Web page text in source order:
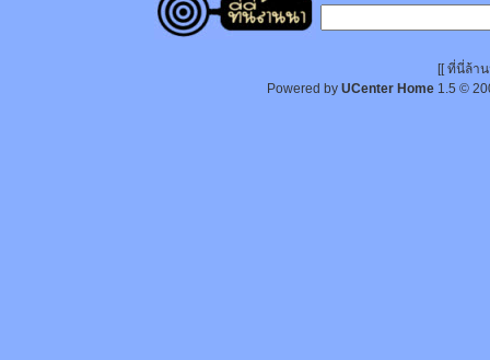
[[ ที่นี่ล้า
Powered by UCenter Home 1.5 ©